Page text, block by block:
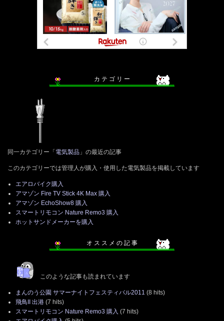
カ テ ゴ リ ー
同一カテゴリー「電気製品 」の最近の記事
このカテゴリーでは管理人が購入・使用した電気製品を掲載しています
エアロバイク購入
アマゾン Fire TV Stick 4K Max 購入
アマゾン EchoShow8 購入
スマートリモコン Nature Remo3 購入
ホットサンドメーカーを購入
オ ス ス メ の 記 事
このような記事も読まれています
まんのう公園 サマーナイトフェスティバル2011 (8 hits)
飛鳥II 出港 (7 hits)
スマートリモコン Nature Remo3 購入 (7 hits)